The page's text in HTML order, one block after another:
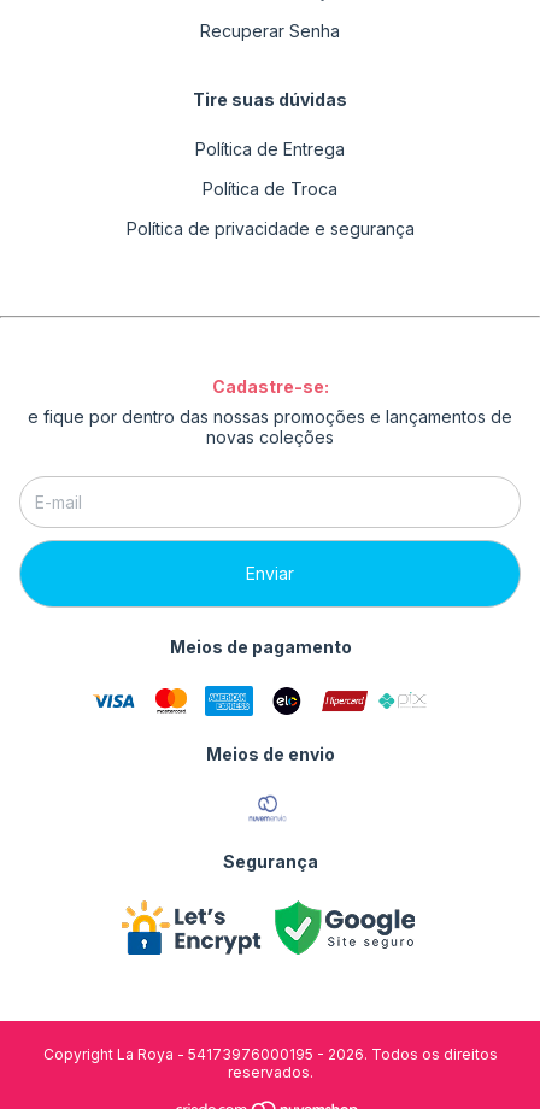
Recuperar Senha
Tire suas dúvidas
Política de Entrega
Política de Troca
Política de privacidade e segurança
Cadastre-se:
e fique por dentro das nossas promoções e lançamentos de
novas coleções
Meios de pagamento
Meios de envio
Segurança
Copyright La Roya - 54173976000195 - 2026. Todos os direitos
reservados.